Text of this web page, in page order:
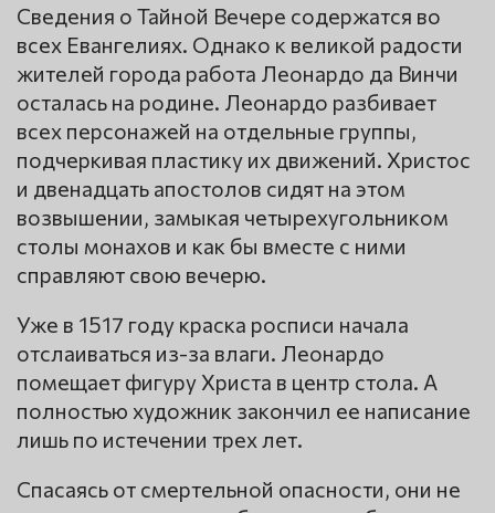
Сведения о Тайной Вечере содержатся во
всех Евангелиях. Однако к великой радости
жителей города работа Леонардо да Винчи
осталась на родине. Леонардо разбивает
всех персонажей на отдельные группы,
подчеркивая пластику их движений. Христос
и двенадцать апостолов сидят на этом
возвышении, замыкая четырехугольником
столы монахов и как бы вместе с ними
справляют свою вечерю.
Уже в 1517 году краска росписи начала
отслаиваться из-за влаги. Леонардо
помещает фигуру Христа в центр стола. А
полностью художник закончил ее написание
лишь по истечении трех лет.
Спасаясь от смертельной опасности, они не